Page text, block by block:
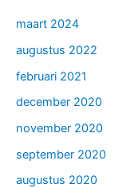
maart 2024
augustus 2022
februari 2021
december 2020
november 2020
september 2020
augustus 2020